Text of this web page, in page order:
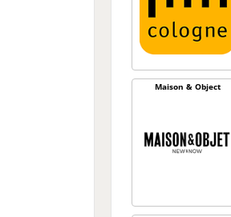
Maison & Object